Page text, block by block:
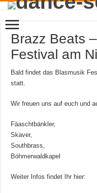
Brazz Beats
Festival am
Bald findet das Blasmusik
statt.
Wir freuen uns auf euch und
Fäaschtbänkler,
Skaver,
Southbrass,
Böhmerwaldkapel
Weiter Infos findet Ihr hier: